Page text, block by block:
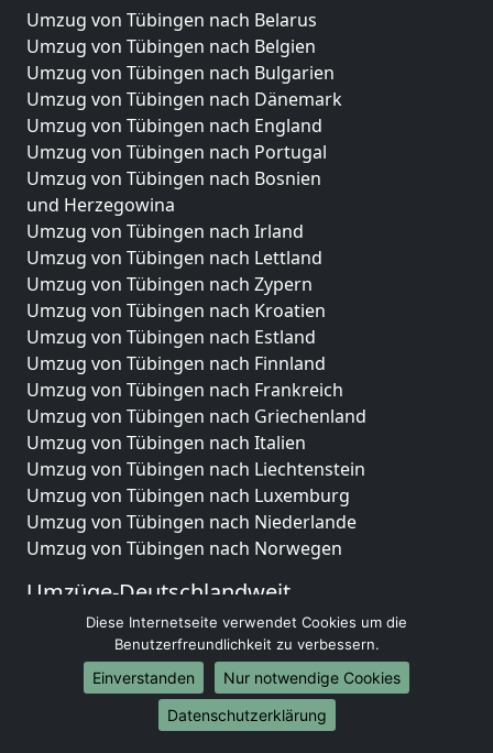
Umzug von Tübingen nach Belarus
Umzug von Tübingen nach Belgien
Umzug von Tübingen nach Bulgarien
Umzug von Tübingen nach Dänemark
Umzug von Tübingen nach England
Umzug von Tübingen nach Portugal
Umzug von Tübingen nach Bosnien
und Herzegowina
Umzug von Tübingen nach Irland
Umzug von Tübingen nach Lettland
Umzug von Tübingen nach Zypern
Umzug von Tübingen nach Kroatien
Umzug von Tübingen nach Estland
Umzug von Tübingen nach Finnland
Umzug von Tübingen nach Frankreich
Umzug von Tübingen nach Griechenland
Umzug von Tübingen nach Italien
Umzug von Tübingen nach Liechtenstein
Umzug von Tübingen nach Luxemburg
Umzug von Tübingen nach Niederlande
Umzug von Tübingen nach Norwegen
Umzüge-Deutschlandweit
Umzug von Tübingen nach Berlin
Umzug von Tübingen nach Hamburg
Umzug von Tübingen nach München
Umzug von Tübingen nach Köln
Umzug von Tübingen nach Frankfurt am Main
Diese Internetseite verwendet Cookies um die
Benutzerfreundlichkeit zu verbessern.
Einverstanden
Nur notwendige Cookies
Datenschutzerklärung